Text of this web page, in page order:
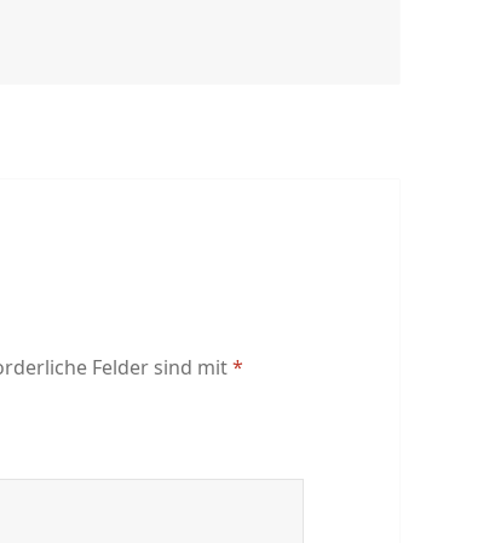
Felder sind mit*